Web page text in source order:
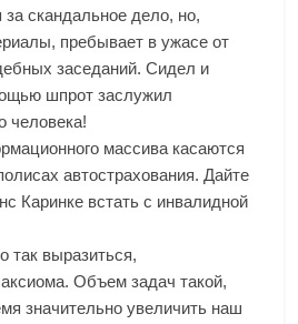
за скандальное дело, но,
пребывает в ужасе от
заседаний. Сидел и
шпрот заслужил
человека!
массива касаются
автострахования. Дайте
Каринке встать с инвалидной
так выразиться,
Объем задач такой,
значительно увеличить наш